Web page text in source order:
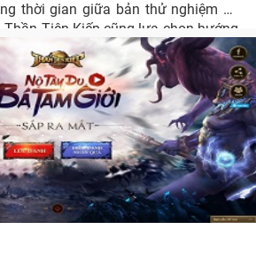
thời gian giữa bản thử nghiệm và
Tiên Kiếp cũng lựa chọn hướng
mở Closed Beta ngay sau khi kết
tiếp tục đẩy sự hào hứng của người
lên đến đỉnh điểm.